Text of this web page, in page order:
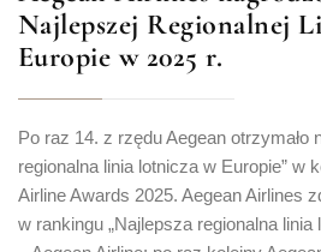
Najlepszej Regionalnej
Europie w 2025 r.
Po raz 14. z rzędu Aegean otrzymało
regionalna linia lotnicza w Europie” w
Airline Awards 2025. Aegean Airlines
w rankingu „Najlepsza regionalna linia